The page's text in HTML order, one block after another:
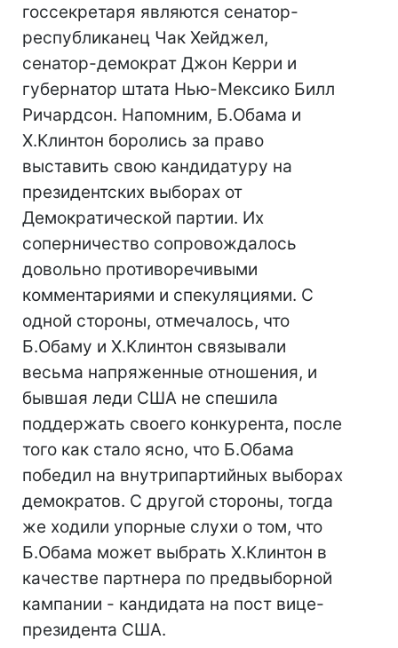
госсекретаря являются сенатор-
республиканец Чак Хейджел,
сенатор-демократ Джон Керри и
губернатор штата Нью-Мексико Билл
Ричардсон. Напомним, Б.Обама и
Х.Клинтон боролись за право
выставить свою кандидатуру на
президентских выборах от
Демократической партии. Их
соперничество сопровождалось
довольно противоречивыми
комментариями и спекуляциями. С
одной стороны, отмечалось, что
Б.Обаму и Х.Клинтон связывали
весьма напряженные отношения, и
бывшая леди США не спешила
поддержать своего конкурента, после
того как стало ясно, что Б.Обама
победил на внутрипартийных выборах
демократов. С другой стороны, тогда
же ходили упорные слухи о том, что
Б.Обама может выбрать Х.Клинтон в
качестве партнера по предвыборной
кампании - кандидата на пост вице-
президента США.